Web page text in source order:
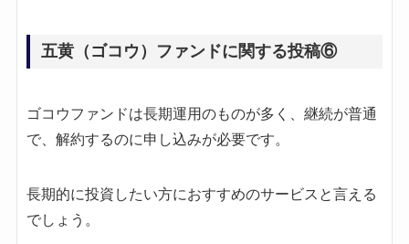
五黄（ゴコウ）ファンドに関する投稿⑥
ゴコウファンドは長期運用のものが多く、継続が普通
で、解約するのに申し込みが必要です。
長期的に投資したい方におすすめのサービスと言える
でしょう。